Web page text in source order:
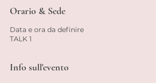
Orario & Sede
Data e ora da definire
TALK 1
Info sull'evento